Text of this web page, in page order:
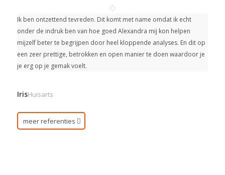
Ik ben ontzettend tevreden. Dit komt met name omdat ik echt
onder de indruk ben van hoe goed Alexandra mij kon helpen
mijzelf beter te begrijpen door heel kloppende analyses. En dit op
een zeer prettige, betrokken en open manier te doen waardoor je
je erg op je gemak voelt.
IrisHuisarts
meer referenties